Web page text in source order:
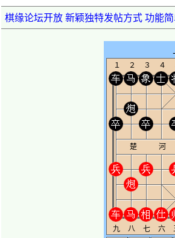
棋缘论坛开放 新颖独特发帖方式 功能